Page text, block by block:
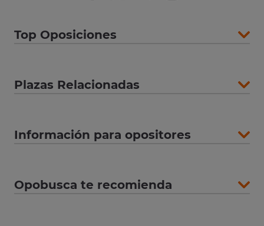
Top Oposiciones
Plazas Relacionadas
Información para opositores
Opobusca te recomienda